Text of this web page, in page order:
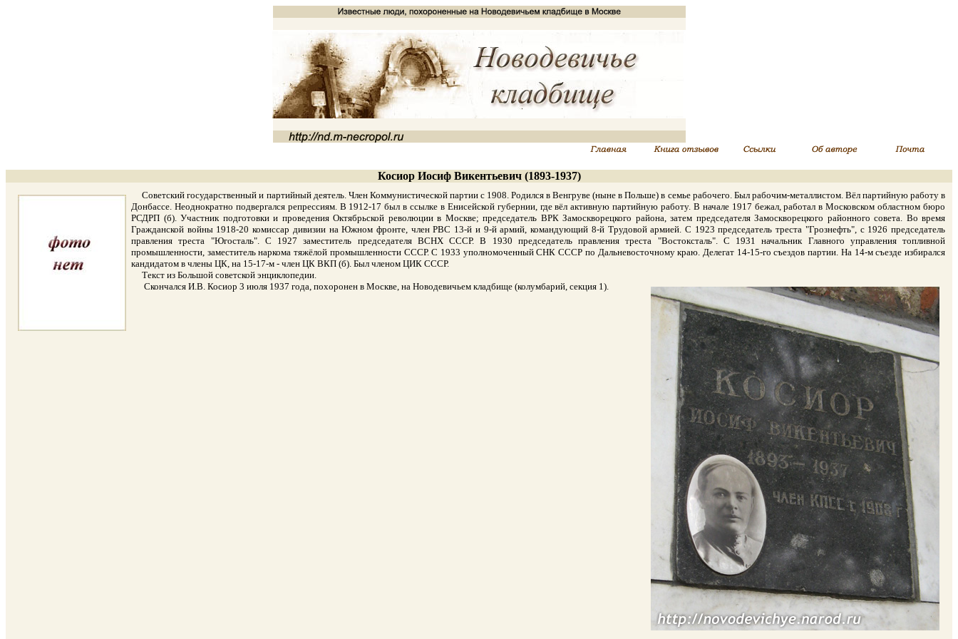
Косиор Иосиф Викентьевич (1893-1937)
Советский государственный и партийный деятель. Член Коммунистической партии с 1908. Родился в Венгруве (ныне в Польше) в семье рабочего. Был рабочим-металлистом. Вёл партийную работу в
Донбассе. Неоднократно подвергался репрессиям. В 1912-17 был в ссылке в Енисейской губернии, где вёл активную партийную работу. В начале 1917 бежал, работал в Московском областном бюро
РСДРП (б). Участник подготовки и проведения Октябрьской революции в Москве; председатель ВРК Замоскворецкого района, затем председателя Замоскворецкого районного совета. Во время
Гражданской войны 1918-20 комиссар дивизии на Южном фронте, член РВС 13-й и 9-й армий, командующий 8-й Трудовой армией. С 1923 председатель треста "Грознефть", с 1926 председатель
правления треста "Югосталь". С 1927 заместитель председателя ВСНХ СССР. В 1930 председатель правления треста "Востоксталь". С 1931 начальник Главного управления топливной
промышленности, заместитель наркома тяжёлой промышленности СССР. С 1933 уполномоченный СНК СССР по Дальневосточному краю. Делегат 14-15-го съездов партии. На 14-м съезде избирался
кандидатом в члены ЦК, на 15-17-м - член ЦК ВКП (б). Был членом ЦИК СССР.
Текст из Большой советской энциклопедии.
Скончался И.В. Косиор 3 июля 1937 года, похоронен в Москве, на Новодевичьем кладбище (колумбарий, секция 1).